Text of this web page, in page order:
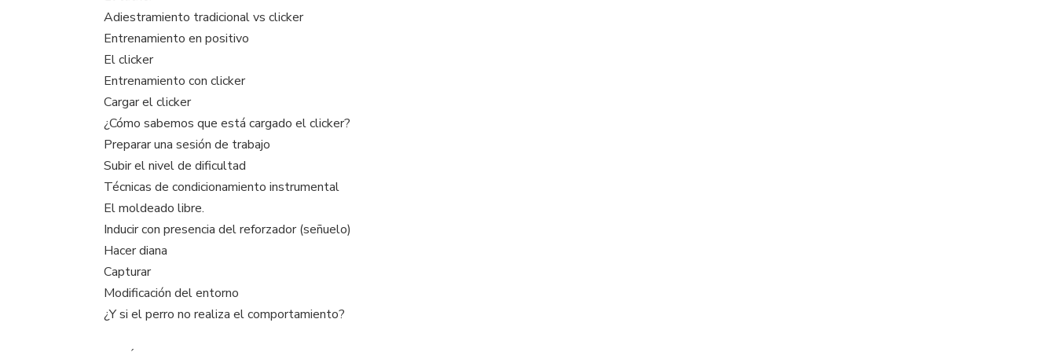
Adiestramiento tradicional vs clicker
Entrenamiento en positivo
El clicker
Entrenamiento con clicker
Cargar el clicker
¿Cómo sabemos que está cargado el clicker?
Preparar una sesión de trabajo
Subir el nivel de dificultad
Técnicas de condicionamiento instrumental
El moldeado libre.
Inducir con presencia del reforzador (señuelo)
Hacer diana
Capturar
Modificación del entorno
¿Y si el perro no realiza el comportamiento?